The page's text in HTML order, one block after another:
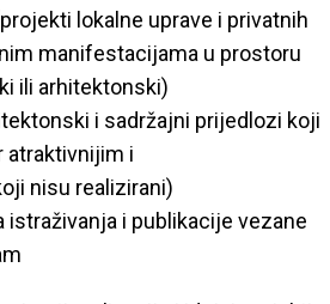
lokalne uprave i privatnih
manifestacijama u prostoru
ili arhitektonski)
i sadržajni prijedlozi koji
atraktivnijim i
nisu realizirani)
istraživanja i publikacije vezane